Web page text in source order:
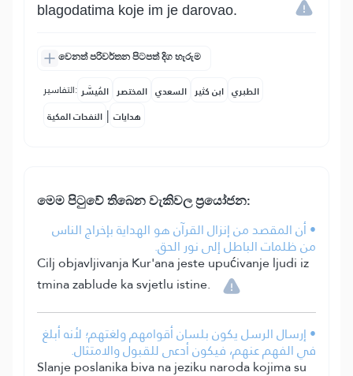
blagodatima koje im je darovao.
වෙනත් පරිවර්තන පිටපත් දිග හැරුම
التفاسير: المُيسَّر المختصر السعدي ابن كثير الطبري
النفحات المكية | هدايات
මෙ⁣ම පිටුවේ තිබෙන වැකිවල ප්‍රයෝජන:
• أن المقصد من إنزال القرآن هو الهداية بإخراج الناس
من ظلمات الباطل إلى نور الحق.
Cilj objavljivanja Kur'ana jeste upućivanje ljudi iz
tmina zablude ka svjetlu istine.
• إرسال الرسل يكون بلسان أقوامهم ولغتهم؛ لأنه أبلغ
في الفهم عنهم، فيكون أدعى للقبول والامتثال.
Slanje poslanika biva na jeziku naroda kojima su